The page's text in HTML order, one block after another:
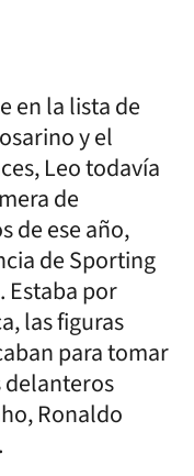
en la lista de
y el
Leo todavía
de
de ese año,
de Sporting
Estaba por
las figuras
para tomar
delanteros
Ronaldo